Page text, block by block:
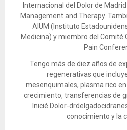
Internacional del Dolor de
Management and Therapy.
AIUM (Instituto
Medicina) y miembro del Comité
Pain
Tengo más de diez años de
regenerativas que
mesenquimales, plasma rico
crecimiento, transferencias de
Inicié Dolor-
conocimiento y la